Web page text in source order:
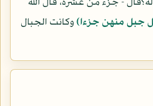
جبل منهن جزءا)وكانت الجبال